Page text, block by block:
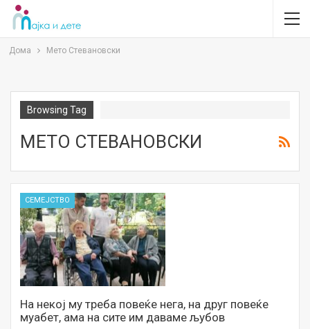
Дома Мето Стевановски
Browsing Tag
МЕТО СТЕВАНОВСКИ
СЕМЕЈСТВО
На некој му треба повеќе нега, на друг повеќе
муабет, ама на сите им даваме љубов